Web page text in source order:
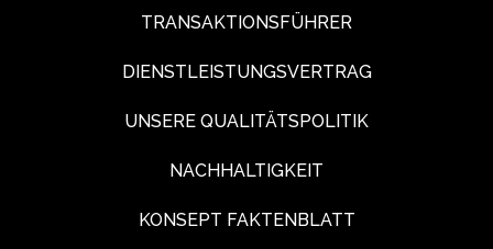
TRANSAKTIONSFÜHRER
DIENSTLEISTUNGSVERTRAG
UNSERE QUALITÄTSPOLITIK
NACHHALTIGKEIT
KONSEPT FAKTENBLATT